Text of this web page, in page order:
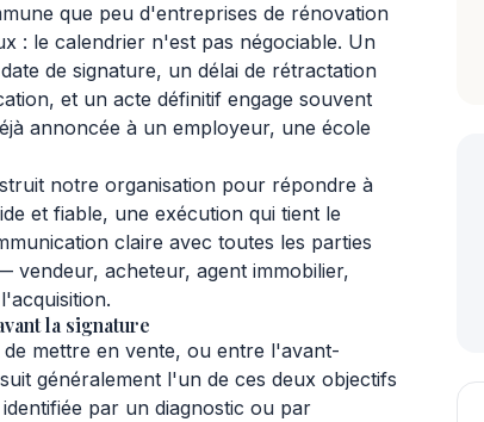
que peu d'entreprises de rénovation
: le calendrier n'est pas négociable. Un
de signature, un délai de rétractation
et un acte définitif engage souvent
annoncée à un employeur, une école
notre organisation pour répondre à
et fiable, une exécution qui tient le
claire avec toutes les parties
vendeur, acheteur, agent immobilier,
la signature
mettre en vente, ou entre l'avant-
généralement l'un de ces deux objectifs
par un diagnostic ou par